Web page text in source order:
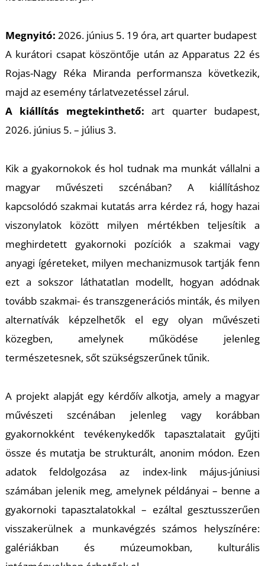
Megnyitó: 2026. június 5. 19 óra, art quarter budapest
A kurátori csapat köszöntője után az Apparatus 22 és
Rojas-Nagy Réka Miranda performansza következik,
majd az esemény tárlatvezetéssel zárul.
A kiállítás megtekinthető: art quarter budapest,
2026. június 5. – július 3.
Kik a gyakornokok és hol tudnak ma munkát vállalni a
magyar művészeti szcénában? A kiállításhoz
kapcsolódó szakmai kutatás arra kérdez rá, hogy hazai
viszonylatok között milyen mértékben teljesítik a
meghirdetett gyakornoki pozíciók a szakmai vagy
anyagi ígéreteket, milyen mechanizmusok tartják fenn
ezt a sokszor láthatatlan modellt, hogyan adódnak
tovább szakmai- és transzgenerációs minták, és milyen
alternatívák képzelhetők el egy olyan művészeti
közegben, amelynek működése jelenleg
természetesnek, sőt szükségszerűnek tűnik.
A projekt alapját egy kérdőív alkotja, amely a magyar
művészeti szcénában jelenleg vagy korábban
gyakornokként tevékenykedők tapasztalatait gyűjti
össze és mutatja be strukturált, anonim módon. Ezen
adatok feldolgozása az index-link május-júniusi
számában jelenik meg, amelynek példányai – benne a
gyakornoki tapasztalatokkal – ezáltal gesztusszerűen
visszakerülnek a munkavégzés számos helyszínére:
galériákban és múzeumokban, kulturális